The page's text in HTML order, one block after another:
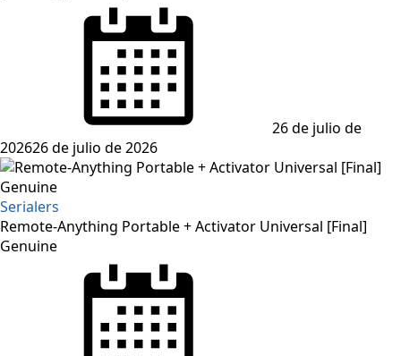
26 de julio de
202626 de julio de 2026
Serialers
Remote-Anything Portable + Activator Universal [Final]
Genuine